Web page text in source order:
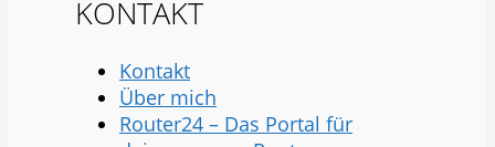
KONTAKT
Kontakt
Über mich
Router24 – Das Portal für